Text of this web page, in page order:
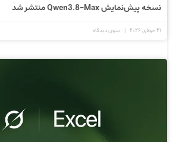
نسخه پیش‌نمایش Qwen3.8-Max منتشر شد
21 جولای 2026 بدون دیدگاه